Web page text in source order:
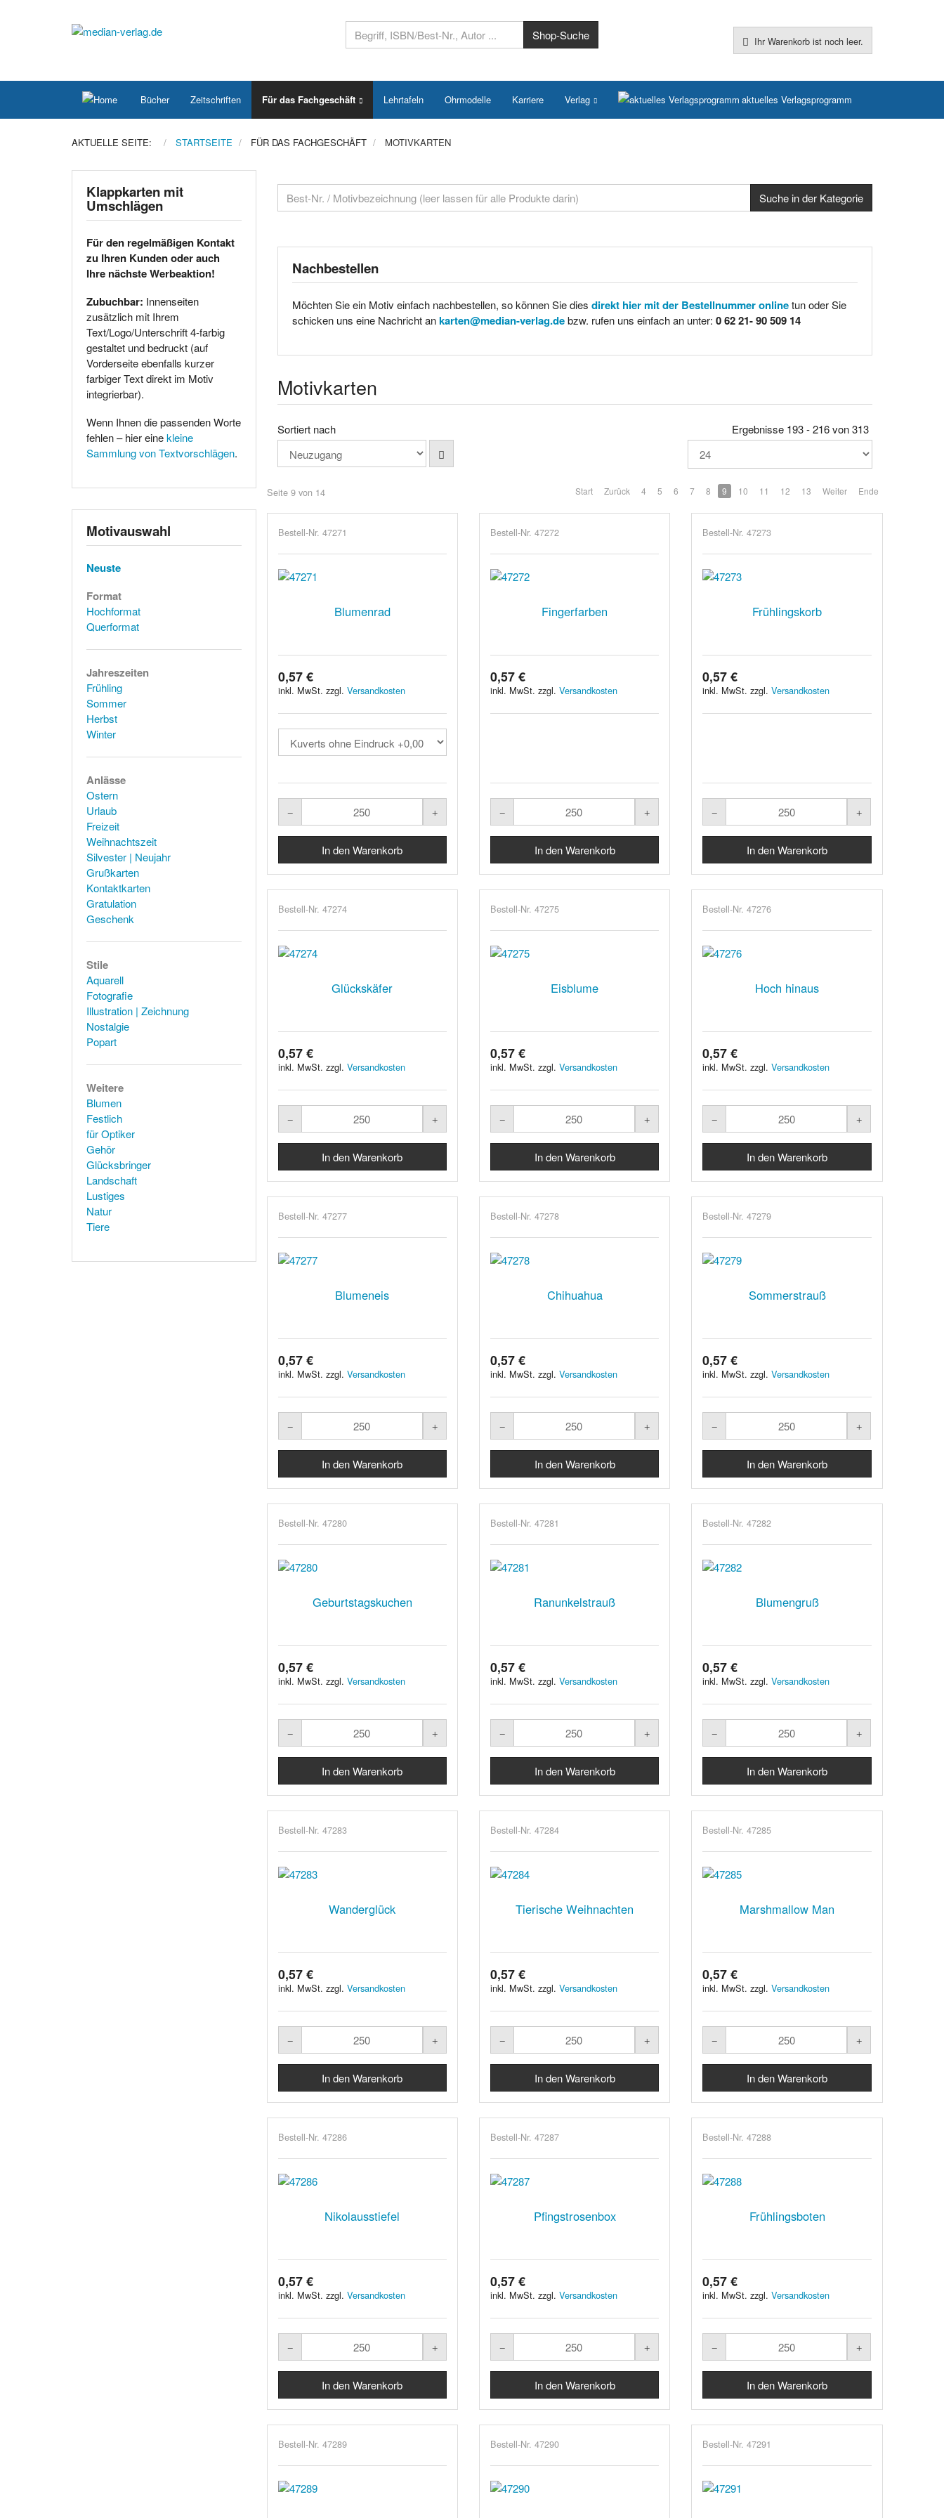
Ihr Warenkorb ist noch leer.
Bücher Zeitschriften Für das Fachgeschäft Lehrtafeln Ohrmodelle Karriere Verlag aktuelles Verlagsprogramm
AKTUELLE SEITE: STARTSEITE FÜR DAS FACHGESCHÄFT MOTIVKARTEN
Nachbestellen
Möchten Sie ein Motiv einfach nachbestellen, so können Sie dies direkt hier mit der Bestellnummer onlinetun oder Sie
schicken uns eine Nachricht ankarten@median-verlag.de bzw. rufen uns einfach an unter: 0 62 21- 90 509 14
Motivkarten
Sortiert nach Ergebnisse 193 - 216 von 313
Seite 9 von 14 Start Zurück 4 5 6 7 8 9 10 11 12 13 Weiter Ende
Bestell-Nr. 47271
Blumenrad
0,57 €
inkl. MwSt. zzgl. Versandkosten
Bestell-Nr. 47272
Fingerfarben
0,57 €
inkl. MwSt. zzgl. Versandkosten
Bestell-Nr. 47273
Frühlingskorb
0,57 €
inkl. MwSt. zzgl.Versandkosten
Bestell-Nr. 47274
Glückskäfer
0,57 €
inkl. MwSt. zzgl. Versandkosten
Bestell-Nr. 47275
Eisblume
0,57 €
inkl. MwSt. zzgl. Versandkosten
Bestell-Nr. 47276
Hoch hinaus
0,57 €
inkl. MwSt. zzgl.Versandkosten
Bestell-Nr. 47277
Blumeneis
0,57 €
inkl. MwSt. zzgl. Versandkosten
Bestell-Nr. 47278
Chihuahua
0,57 €
inkl. MwSt. zzgl. Versandkosten
Bestell-Nr. 47279
Sommerstrauß
0,57 €
inkl. MwSt. zzgl.Versandkosten
Bestell-Nr. 47280
Geburtstagskuchen
0,57 €
inkl. MwSt. zzgl. Versandkosten
Bestell-Nr. 47281
Ranunkelstrauß
0,57 €
inkl. MwSt. zzgl. Versandkosten
Bestell-Nr. 47282
Blumengruß
0,57 €
inkl. MwSt. zzgl.Versandkosten
Bestell-Nr. 47283
Wanderglück
0,57 €
inkl. MwSt. zzgl. Versandkosten
Bestell-Nr. 47284
Tierische Weihnachten
0,57 €
inkl. MwSt. zzgl. Versandkosten
Bestell-Nr. 47285
Marshmallow Man
0,57 €
inkl. MwSt. zzgl.Versandkosten
Bestell-Nr. 47286
Nikolausstiefel
0,57 €
inkl. MwSt. zzgl. Versandkosten
Bestell-Nr. 47287
Pfingstrosenbox
0,57 €
inkl. MwSt. zzgl. Versandkosten
Bestell-Nr. 47288
Frühlingsboten
0,57 €
inkl. MwSt. zzgl.Versandkosten
Bestell-Nr. 47289 Bestell-Nr. 47290 Bestell-Nr. 47291
Klappkarten mit
Umschlägen
Für den regelmäßigen Kontakt
zu Ihren Kunden oder auch
Ihre nächste Werbeaktion!
Zubuchbar: Innenseiten
zusätzlich mit Ihrem
Text/Logo/Unterschrift 4-farbig
gestaltet und bedruckt (auf
Vorderseite ebenfalls kurzer
farbiger Text direkt im Motiv
integrierbar).
Wenn Ihnen die passenden Worte
fehlen – hier einekleine
Sammlung von Textvorschlägen.
Motivauswahl
Neuste
Format
Hochformat
Querformat
Jahreszeiten
Frühling
Sommer
Herbst
Winter
Anlässe
Ostern
Urlaub
Freizeit
Weihnachtszeit
Silvester | Neujahr
Grußkarten
Kontaktkarten
Gratulation
Geschenk
Stile
Aquarell
Fotografie
Illustration | Zeichnung
Nostalgie
Popart
Weitere
Blumen
Festlich
für Optiker
Gehör
Glücksbringer
Landschaft
Lustiges
Natur
Tiere